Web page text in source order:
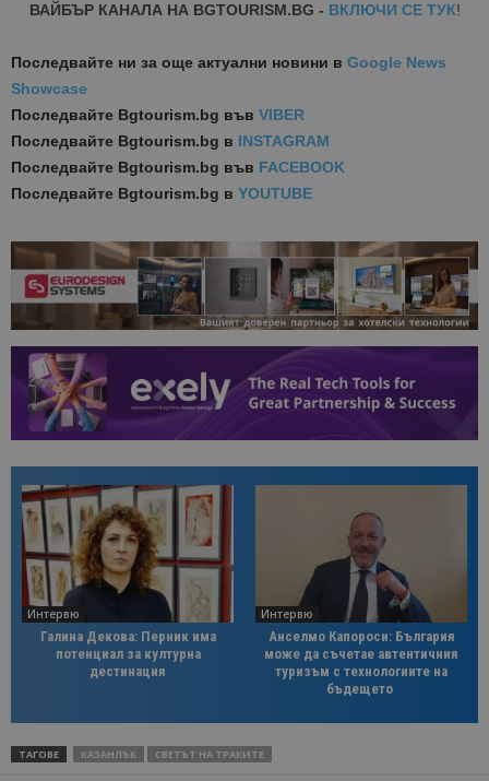
ВАЙБЪР КАНАЛА НА BGTOURISM.BG - ВКЛЮЧИ СЕ ТУК!
Последвайте ни за още актуални новини в Google News
Showcase
Последвайте Bgtourism.bg във VIBER
Последвайте Bgtourism.bg в INSTAGRAM
Последвайте Bgtourism.bg във FACEBOOK
Последвайте Bgtourism.bg в YOUTUBE
Интервю
Галина Декова: Перник има
потенциал за културна
дестинация
Интервю
Анселмо Капороси: България
може да съчетае автентичния
туризъм с технологиите на
бъдещето
ТАГОВЕ КАЗАНЛЪК СВЕТЪТ НА ТРАКИТЕ